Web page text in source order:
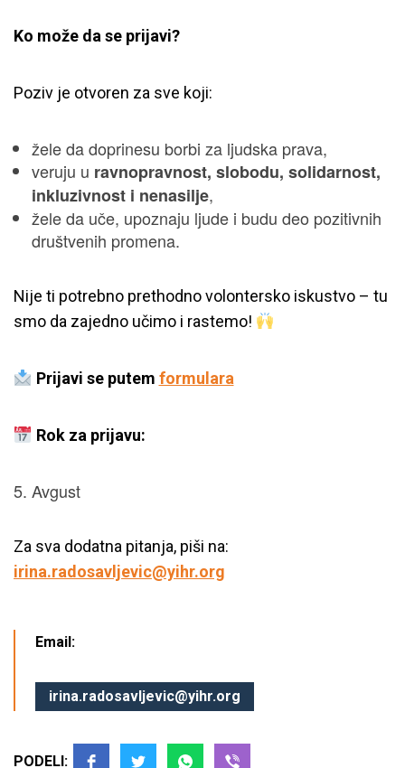
Ko može da se prijavi?
Poziv je otvoren za sve koji:
žele da doprinesu borbi za ljudska prava,
veruju u ravnopravnost, slobodu, solidarnost,
inkluzivnost i nenasilje,
žele da uče, upoznaju ljude i budu deo pozitivnih
društvenih promena.
Nije ti potrebno prethodno volontersko iskustvo – tu
smo da zajedno učimo i rastemo!
Prijavi se putem formulara
Rok za prijavu:
Avgust
Za sva dodatna pitanja, piši na:
irina.radosavljevic@yihr.org
Email:
irina.radosavljevic@yihr.org
PODELI: